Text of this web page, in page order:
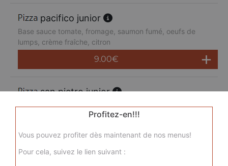
pacifico junior
Base sauce tomate, fromage, saumon fumé, oeufs de
lumps, crème fraîche, citron
9.00€
san pietro junior
Base sauce tomate, fromage, chorizo, jambon de dinde,
merguez, champignons
9.00€
Profitez-en!!!
Vous pouvez profiter dès maintenant de nos menus!
Pour cela, suivez le lien suivant :